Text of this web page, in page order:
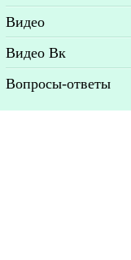
Видео
Видео Вк
Вопросы-ответы